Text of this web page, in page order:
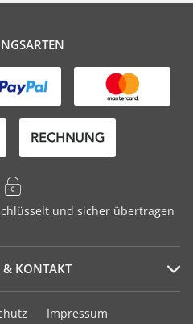
und sicher übertragen
& KONTAKT
Impressum